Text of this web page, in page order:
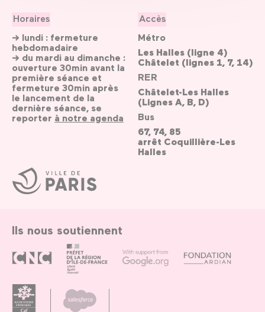
Ville
de
Paris
Horaires
→ lundi : fermeture
hebdomadaire
→ du mardi au dimanche :
ouverture 30min avant la
première séance et
fermeture 30min après
le lancement de la
dernière séance, se
reporter à notre agenda
Accès
Métro
Les Halles (ligne 4)
Châtelet (lignes 1, 7, 14)
RER
Châtelet-Les Halles
(Lignes A, B, D)
Bus
67, 74, 85
arrêt Coquillière-Les
Halles
Ils nous soutiennent